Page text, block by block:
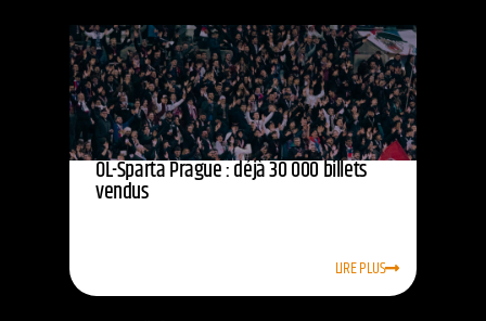
OL-Sparta Prague : déjà 30 000 billets
vendus
LIRE PLUS